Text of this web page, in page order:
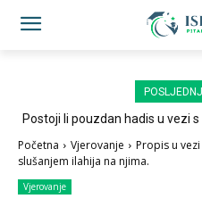
Postoji li pouzdan hadis u vezi
Početna Vjerovanje
Propis u
slušanjem ilahija na njima.
Vjerovanje